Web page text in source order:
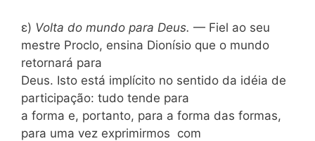
ε) Volta do mundo para Deus. — Fiel ao seu
mestre Proclo, ensina Dionísio que o mundo
retornará para
Deus. Isto está implícito no sentido da idéia de
participação: tudo tende para
a forma e, portanto, para a forma das formas,
para uma vez exprimirmos com